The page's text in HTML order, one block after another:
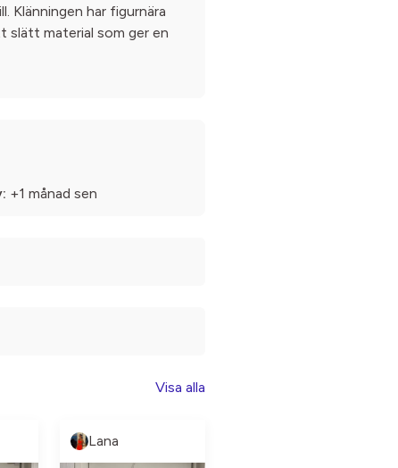
Klänningen har figurnära
slätt material som ger en
+1 månad sen
Visa alla
Lana